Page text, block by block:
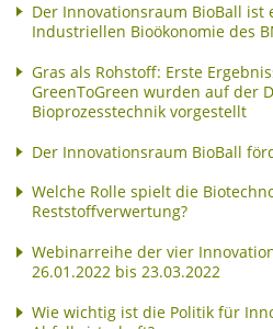
Der Innovationsraum BioBall ist
Industriellen Bioökonomie des
Gras als Rohstoff: Erste
GreenToGreen wurden auf der
Bioprozesstechnik vorgestellt
Der Innovationsraum BioBall
Welche Rolle spielt die
Reststoffverwertung?
Webinarreihe der vier
26.01.2022 bis 23.03.2022
Wie wichtig ist die Politik für